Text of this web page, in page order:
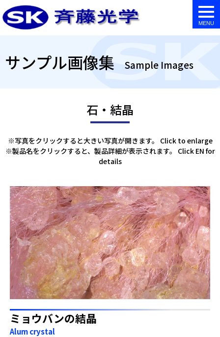
サンプル画像集 Sample Images
石・結晶
※写真をクリックすると大きい写真が開きます。 Click to enlarge
※製品名をクリックすると、製品詳細が表示されます。 Click EN for
details
ミョウバンの結晶
Alum crystal